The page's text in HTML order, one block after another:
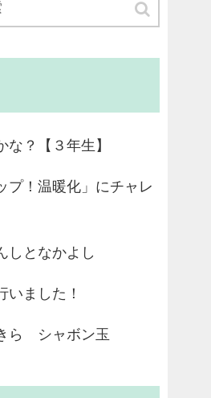
？【３年生】
プ！温暖化」にチャレ
となかよし
いました！
ら シャボン玉